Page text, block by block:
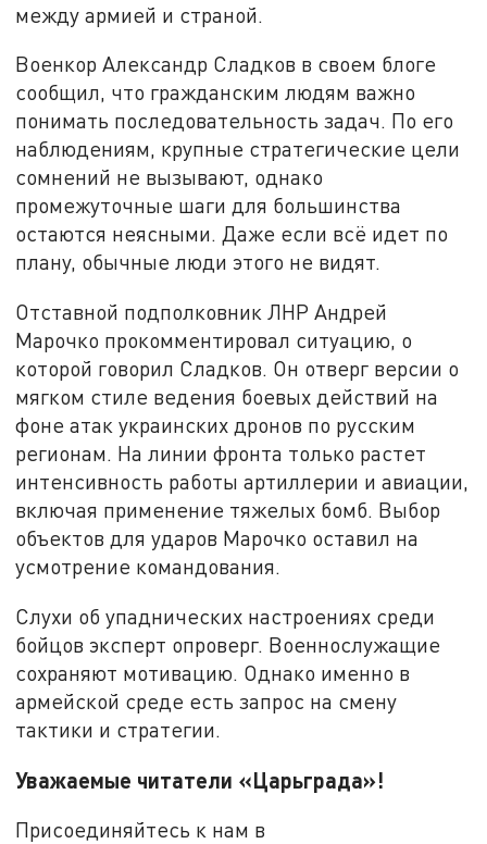
между армией и страной.
Военкор Александр Сладков в своем блоге
сообщил, что гражданским людям важно
понимать последовательность задач. По его
наблюдениям, крупные стратегические цели
сомнений не вызывают, однако
промежуточные шаги для большинства
остаются неясными. Даже если всё идет по
плану, обычные люди этого не видят.
Отставной подполковник ЛНР Андрей
Марочко прокомментировал ситуацию, о
которой говорил Сладков. Он отверг версии о
мягком стиле ведения боевых действий на
фоне атак украинских дронов по русским
регионам. На линии фронта только растет
интенсивность работы артиллерии и авиации,
включая применение тяжелых бомб. Выбор
объектов для ударов Марочко оставил на
усмотрение командования.
Слухи об упаднических настроениях среди
бойцов эксперт опроверг. Военнослужащие
сохраняют мотивацию. Однако именно в
армейской среде есть запрос на смену
тактики и стратегии.
Уважаемые читатели «Царьграда»!
Присоединяйтесь к нам в